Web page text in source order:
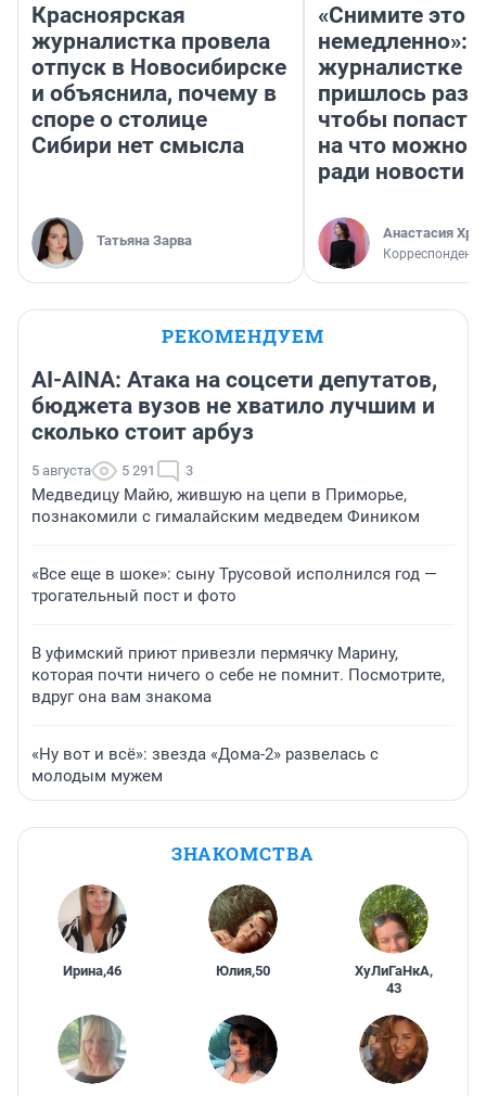
Красноярская
журналистка провела
отпуск в Новосибирске
и объяснила, почему в
споре о столице
Сибири нет смысла
Татьяна Зарва
«Снимите это
немедленно»:
журналистке
пришлось
чтобы попасть
на что можно
ради новости
Анастасия
Корреспондент
РЕКОМЕНДУЕМ
AI-AINA: Атака на соцсети депутатов,
бюджета вузов не хватило лучшим и
сколько стоит арбуз
5 августа 5 291 3
Медведицу Майю, жившую на цепи в Приморье,
познакомили с гималайским медведем Фиником
«Все еще в шоке»: сыну Трусовой исполнился год —
трогательный пост и фото
В уфимский приют привезли пермячку Марину,
которая почти ничего о себе не помнит. Посмотрите,
вдруг она вам знакома
«Ну вот и всё»: звезда «Дома-2» развелась с
молодым мужем
ЗНАКОМСТВА
Ирина,46 Юлия,50 ХуЛиГаНкА,
43